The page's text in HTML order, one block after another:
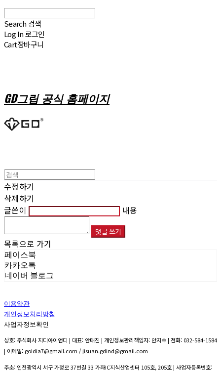
Search 검색
Log In로그인
Cart장바구니
GD그립 공식 홈페이지
수정하기
삭제하기
글쓴이
내용
댓글 쓰기
목록으로 가기
페이스북
카카오톡
네이버 블로그
이용약관
개인정보처리방침
사업자정보확인
상호: 주식회사 지디아이앤디 | 대표: 안태진 | 개인정보관리책임자: 안지수 | 전화: 032-584-1584
| 이메일: goldia7@gmail.com / jisuan.gdind@gmail.com
주소: 인천광역시 서구 가정로 37번길 33 가좌IC지식산업센터 105호, 205호 | 사업자등록번호: